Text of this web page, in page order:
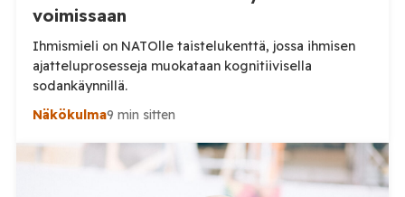
voimissaan
Ihmismieli on NATOlle taistelukenttä, jossa ihmisen
ajatteluprosesseja muokataan kognitiivisella
sodankäynnillä.
Näkökulma9 min sitten